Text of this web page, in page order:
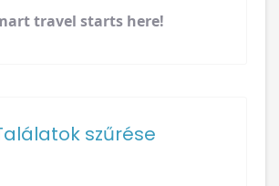
travel starts here!
szűrése